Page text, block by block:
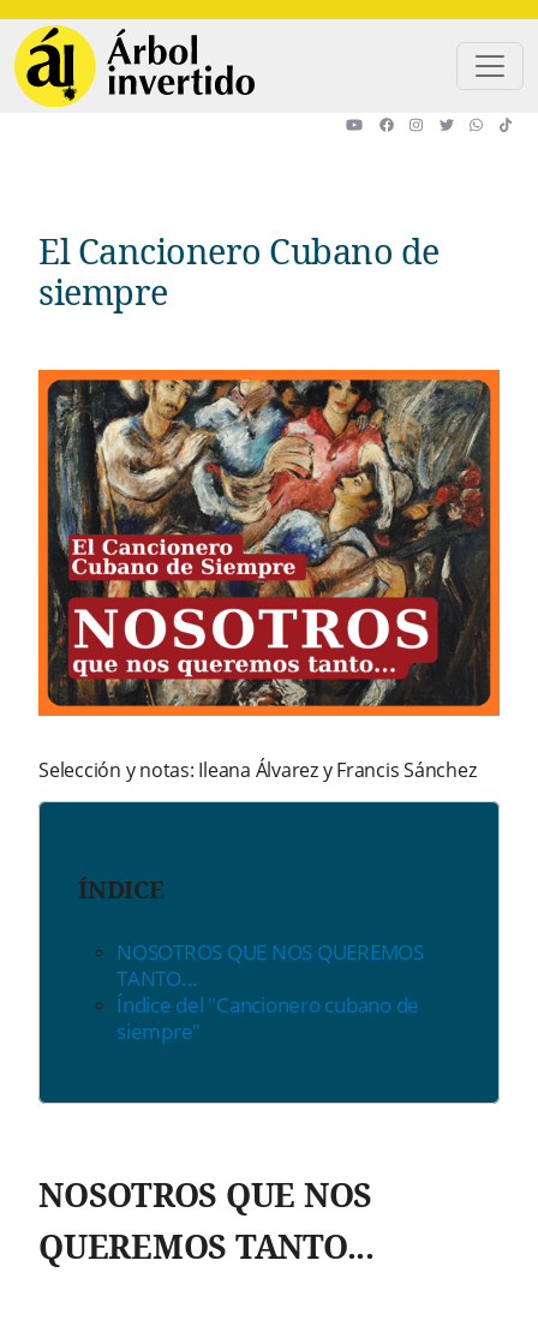
El Cancionero Cubano de
siempre
Selección y notas: Ileana Álvarez y Francis Sánchez
ÍNDICE
NOSOTROS QUE NOS QUEREMOS
TANTO...
Índice del "Cancionero cubano de
siempre"
NOSOTROS QUE NOS
QUEREMOS TANTO...